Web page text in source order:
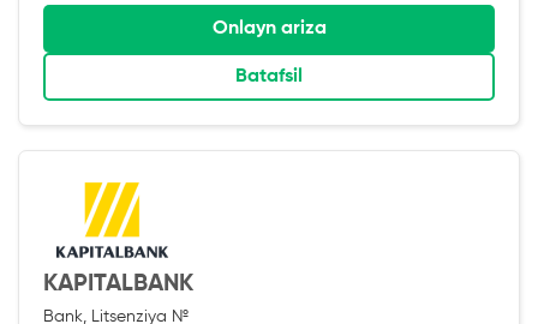
Onlayn ariza
Batafsil
KAPITALBANK
Bank, Litsenziya №